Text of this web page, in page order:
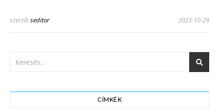
szerző:seditor 2023-10-29
CÍMKÉK